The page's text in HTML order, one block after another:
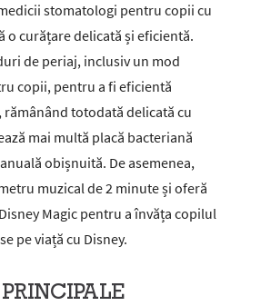
stomatologi pentru copii cu
o curățare delicată și eficientă.
de periaj, inclusiv un mod
copii, pentru a fi eficientă
totodată delicată cu
mai multă placă bacteriană
obișnuită. De asemenea,
muzical de 2 minute și oferă
Magic pentru a învăța copilul
pe viață cu Disney.